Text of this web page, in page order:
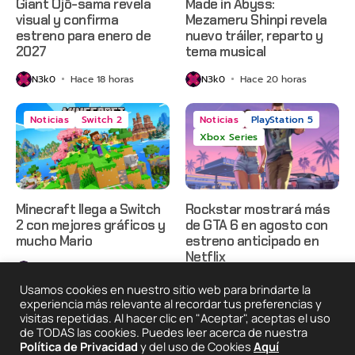
Giant Ojō-sama revela
visual y confirma
estreno para enero de
2027
N3k0 Hace 18 horas
Made in Abyss:
Mezameru Shinpi revela
nuevo tráiler, reparto y
tema musical
N3k0 Hace 20 horas
Noticias Switch 2
Minecraft llega a Switch
2 con mejores gráficos y
mucho Mario
Noticias
PlayStation 5
Xbox Series
Rockstar mostrará más
de GTA 6 en agosto con
estreno anticipado en
Netflix
N3k0 Hace 2 días
2025 © Degeneraciónx.com | Anime, Games & Nothing
Usamos cookies en nuestro sitio web para brindarte la
experiencia más relevante al recordar tus preferencias y
visitas repetidas. Al hacer clic en "Aceptar", aceptas el uso
de TODAS las cookies. Puedes leer acerca de nuestra
Política de Privacidad y del uso de Cookies Aquí